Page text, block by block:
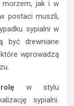
morzem, jak i w
postaci muszli,
sypialni w
być drewniane
wprowadzą
w stylu
sypialni.